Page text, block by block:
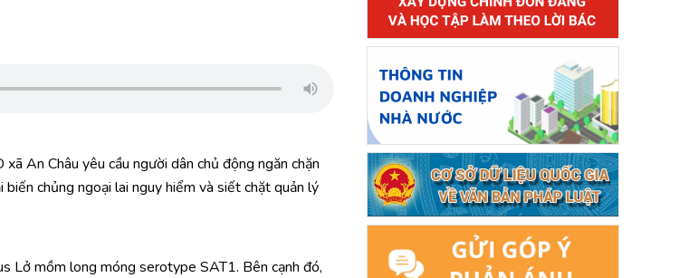
An Châu yêu cầu người dân chủ động ngăn chặn
chủng ngoại lai nguy hiểm và siết chặt quản lý
Lở mồm long móng serotype SAT1. Bên cạnh đó,